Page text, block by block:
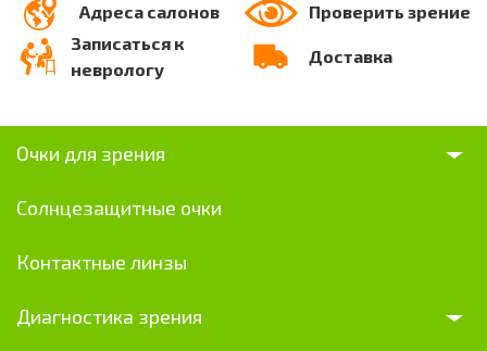
Адреса салонов
Проверить зрение
Записаться к
неврологу
Доставка
Очки для зрения
Солнцезащитные очки
Контактные линзы
Диагностика зрения